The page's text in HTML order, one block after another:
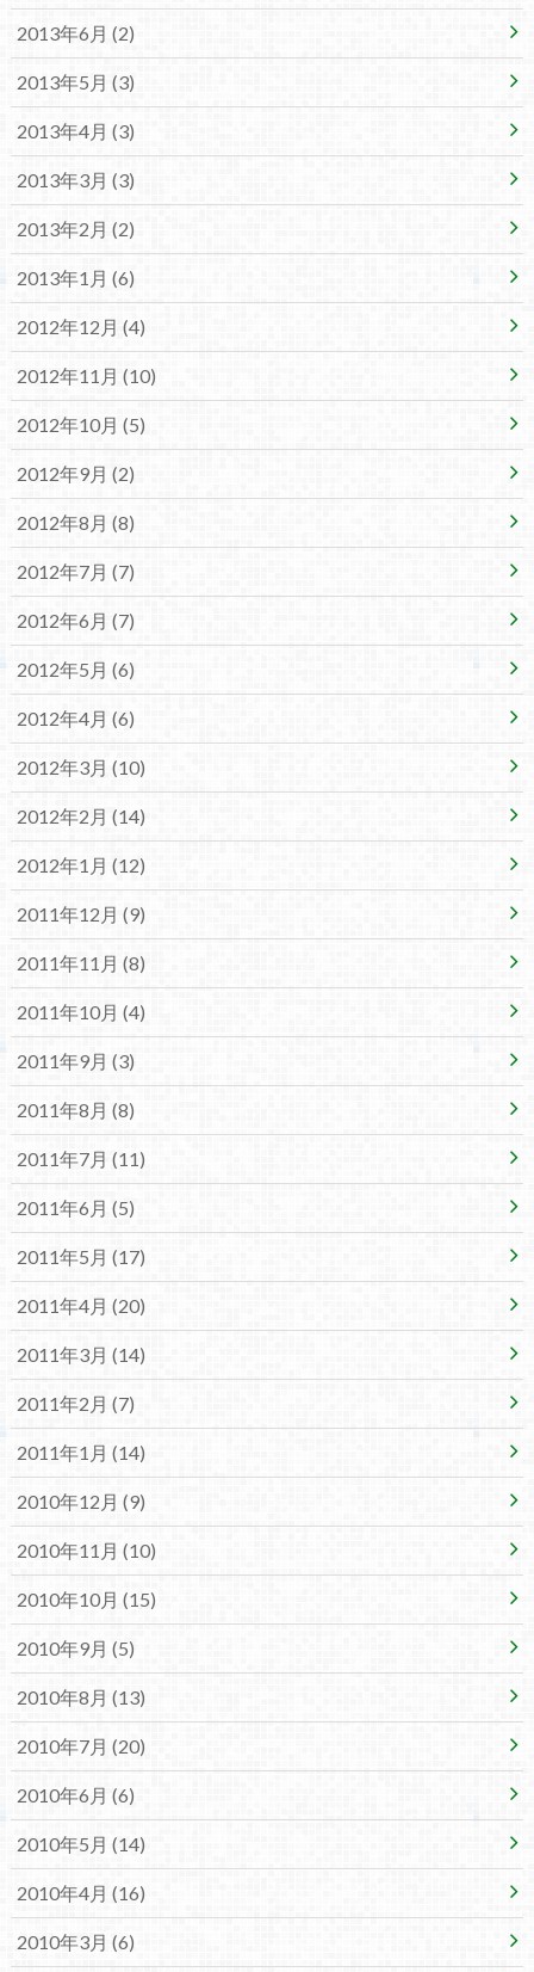
2013年6月 (2)
2013年5月 (3)
2013年4月 (3)
2013年3月 (3)
2013年2月 (2)
2013年1月 (6)
2012年12月 (4)
2012年11月 (10)
2012年10月 (5)
2012年9月 (2)
2012年8月 (8)
2012年7月 (7)
2012年6月 (7)
2012年5月 (6)
2012年4月 (6)
2012年3月 (10)
2012年2月 (14)
2012年1月 (12)
2011年12月 (9)
2011年11月 (8)
2011年10月 (4)
2011年9月 (3)
2011年8月 (8)
2011年7月 (11)
2011年6月 (5)
2011年5月 (17)
2011年4月 (20)
2011年3月 (14)
2011年2月 (7)
2011年1月 (14)
2010年12月 (9)
2010年11月 (10)
2010年10月 (15)
2010年9月 (5)
2010年8月 (13)
2010年7月 (20)
2010年6月 (6)
2010年5月 (14)
2010年4月 (16)
2010年3月 (6)